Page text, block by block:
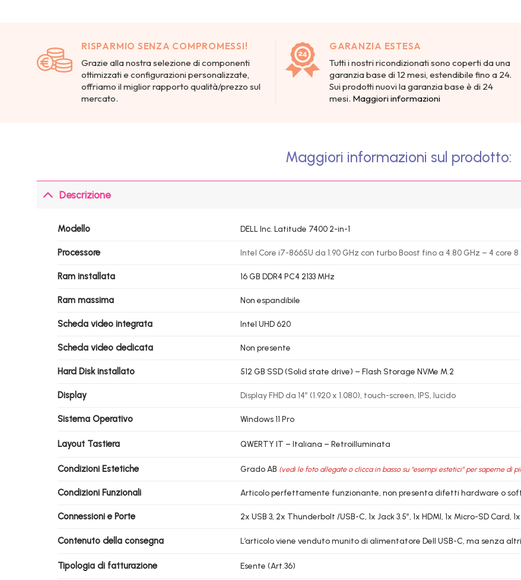
RISPARMIO SENZA COMPROMESSI!
Grazie alla nostra selezione di componenti
ottimizzati e configurazioni personalizzate,
offriamo il miglior rapporto qualità/prezzo sul
mercato.
GARANZIA ESTESA
Tutti i nostri ricondizionati sono coperti da una
garanzia base di 12 mesi, estendibile fino a 24.
Sui prodotti nuovi la garanzia base è di 24
mesi. Maggiori informazioni
Maggiori informazioni sul prodotto:
Descrizione
Modello DELL Inc. Latitude 7400 2-in-1
Processore Intel Core i7-8665U da 1.90 GHz con turbo Boost fino a 4.80 GHz – 4 core
Ram installata 16 GB DDR4 PC4 2133 MHz
Ram massima Non espandibile
Scheda video integrata Intel UHD 620
Scheda video dedicata Non presente
Hard Disk installato 512 GB SSD (Solid state drive) – Flash Storage NVMe M.2
Display Display FHD da 14″ (1.920 x 1.080), touch-screen, IPS, lucido
Sistema Operativo Windows 11 Pro
Layout Tastiera QWERTY IT – Italiana – Retroilluminata
Condizioni Estetiche Grado AB (vedi le foto allegate o clicca in basso su “esempi estetici” per saperne di
Condizioni Funzionali Articolo perfettamente funzionante, non presenta difetti hardware o
Connessioni e Porte 2x USB 3, 2x Thunderbolt /USB-C, 1x Jack 3.5″, 1x HDMI, 1x Micro-SD Card,
Contenuto della consegna L’articolo viene venduto munito di alimentatore Dell USB-C, ma senza
Tipologia di fatturazione Esente (Art.36)